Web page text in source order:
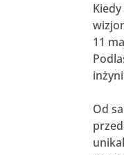
11
Od